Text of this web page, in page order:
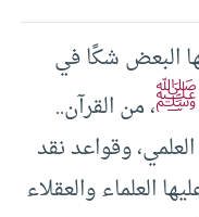
البعض شكًا في
ﷺ، من القرآن..
وقواعد نقد
العلماء والعقلاء